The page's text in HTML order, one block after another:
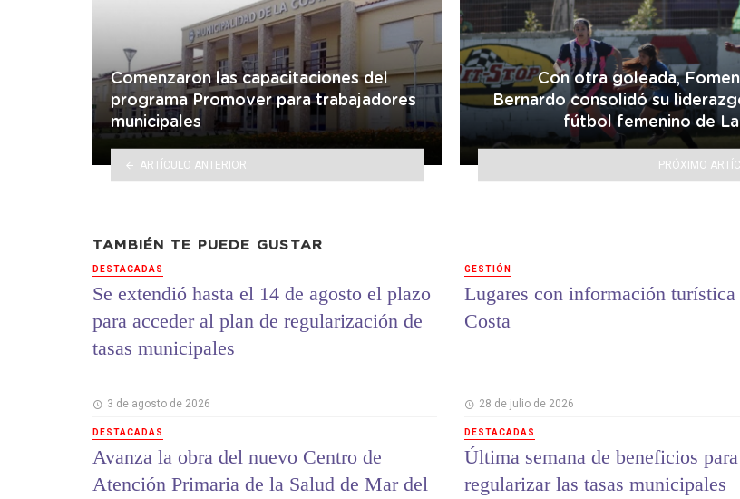
Comenzaron las capacitaciones del
programa Promover para trabajadores
municipales
ARTÍCULO ANTERIOR
Con otra goleada,
Bernardo consolidó su
fútbol femenino de
PRÓXIMO
TAMBIÉN TE PUEDE GUSTAR
DESTACADAS
Se extendió hasta el 14 de agosto el plazo
para acceder al plan de regularización de
tasas municipales
3 de agosto de 2026
DESTACADAS
Avanza la obra del nuevo Centro de
Atención Primaria de la Salud de Mar del
GESTIÓN
Lugares con información turística
Costa
28 de julio de 2026
DESTACADAS
Última semana de beneficios para
regularizar las tasas municipales